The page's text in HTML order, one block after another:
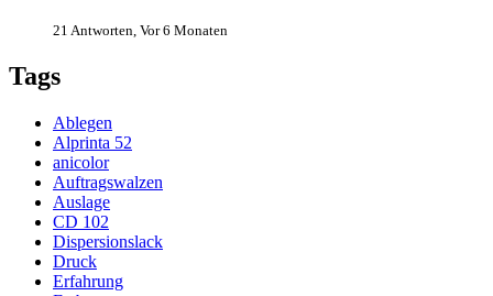
21 Antworten, Vor 6 Monaten
Tags
Ablegen
Alprinta 52
anicolor
Auftragswalzen
Auslage
CD 102
Dispersionslack
Druck
Erfahrung